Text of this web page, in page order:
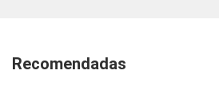
Recomendadas